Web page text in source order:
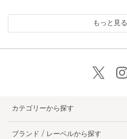
もっと見る
カテゴリーから探す
ブランド / レーベルから探す